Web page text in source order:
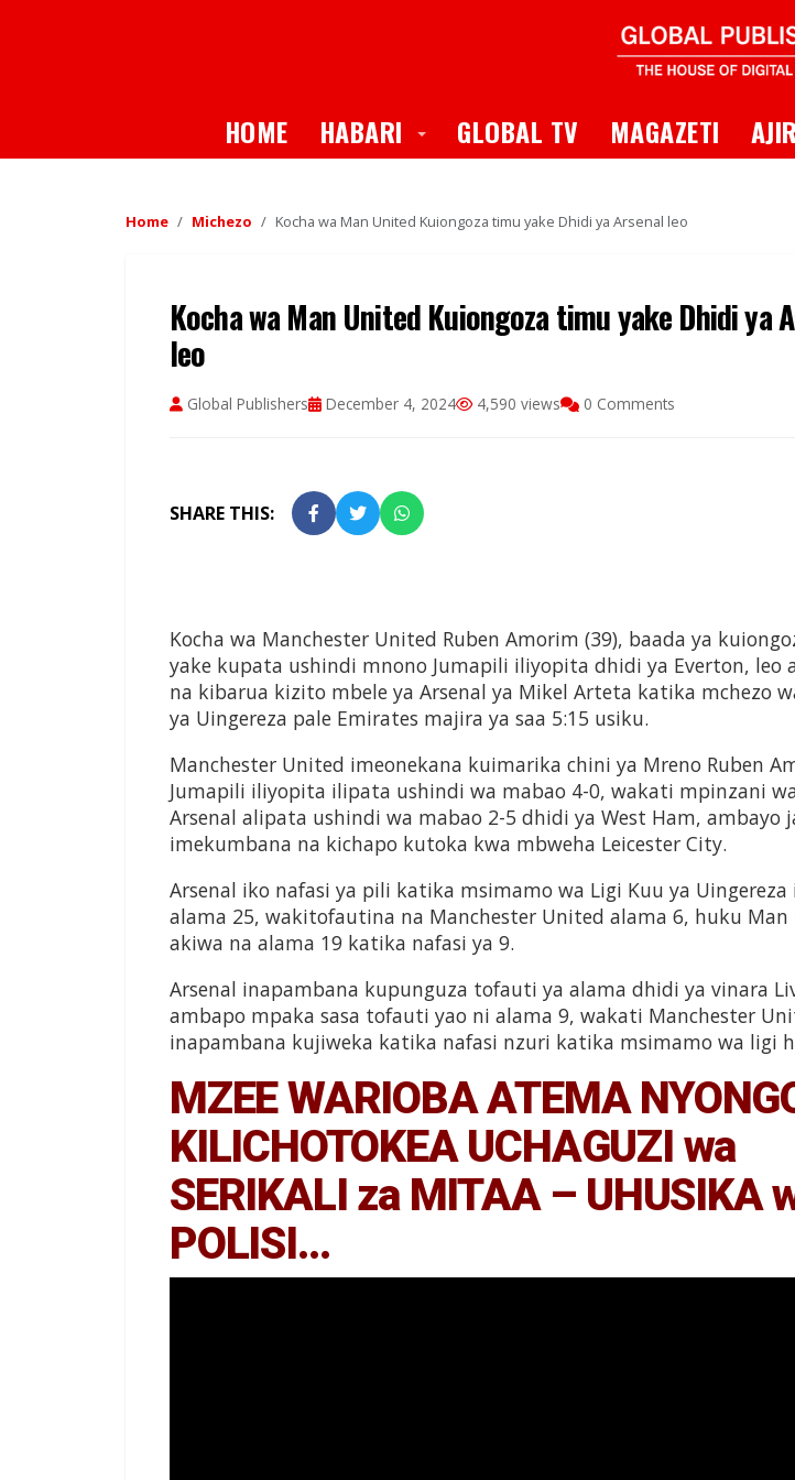
HOME HABARI Toggle Dropdown
GLOBAL TV MAGAZETI
Home Michezo Kocha wa Man United Kuiongoza timu yake Dhidi ya Arsenal leo
Kocha wa Man United Kuiongoza timu yake Dhidi ya
leo
Global Publishers December 4, 2024 4,590 views 0 Comments
SHARE THIS:
Kocha wa Manchester United Ruben Amorim (39), baada ya
yake kupata ushindi mnono Jumapili iliyopita dhidi ya Everton, leo
na kibarua kizito mbele ya Arsenal ya Mikel Arteta katika mchezo
ya Uingereza pale Emirates majira ya saa 5:15 usiku.
Manchester United imeonekana kuimarika chini ya Mreno Ruben
Jumapili iliyopita ilipata ushindi wa mabao 4-0, wakati mpinzani
Arsenal alipata ushindi wa mabao 2-5 dhidi ya West Ham, ambayo
imekumbana na kichapo kutoka kwa mbweha Leicester City.
Arsenal iko nafasi ya pili katika msimamo wa Ligi Kuu ya Uingereza
alama 25, wakitofautina na Manchester United alama 6, huku Man
akiwa na alama 19 katika nafasi ya 9.
Arsenal inapambana kupunguza tofauti ya alama dhidi ya vinara
ambapo mpaka sasa tofauti yao ni alama 9, wakati Manchester
inapambana kujiweka katika nafasi nzuri katika msimamo wa ligi
MZEE WARIOBA ATEMA
KILICHOTOKEA UCHAGUZI wa
SERIKALI za MITAA – UHUSIKA
POLISI…